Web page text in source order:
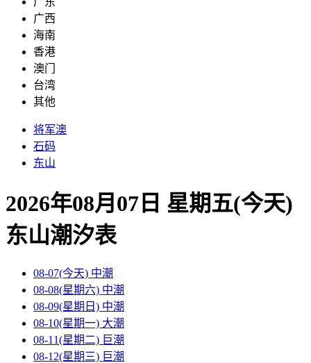
广西
海南
香港
澳门
台湾
其他
将军澳
石码
东山
2026年08月07日 星期五(今天)
东山潮汐表
08-07(今天) 中潮
08-08(星期六) 中潮
08-09(星期日) 中潮
08-10(星期一) 大潮
08-11(星期二) 巨潮
08-12(星期三) 巨潮